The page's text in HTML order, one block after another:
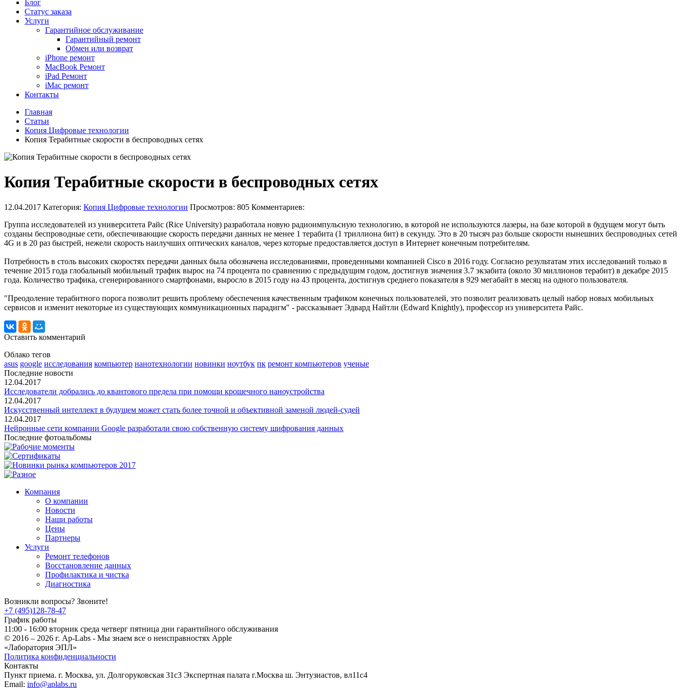
Блог
Статус заказа
Услуги
Гарантийное обслуживание
Гарантийный ремонт
Обмен или возврат
iPhone ремонт
MacBook Ремонт
iPad Ремонт
iMac ремонт
Контакты
Главная
Статьи
Копия Цифровые технологии
Копия Терабитные скорости в беспроводных сетях
Копия Терабитные скорости в беспроводных сетях
12.04.2017 Категория: Копия Цифровые технологии Просмотров: 805 Комментариев:
Группа исследователей из университета Райс (Rice University) разработала новую радиоимпульсную технологию, в которой не используются лазеры, на базе которой в будущем могут быть
созданы беспроводные сети, обеспечивающие скорость передачи данных не менее 1 терабита (1 триллиона бит) в секунду. Это в 20 тысяч раз больше скорости нынешних беспроводных сетей
4G и в 20 раз быстрей, нежели скорость наилучших оптических каналов, через которые предоставляется доступ в Интернет конечным потребителям.
Потребность в столь высоких скоростях передачи данных была обозначена исследованиями, проведенными компанией Cisco в 2016 году. Согласно результатам этих исследований только в
течение 2015 года глобальный мобильный трафик вырос на 74 процента по сравнению с предыдущим годом, достигнув значения 3.7 экзабита (около 30 миллионов терабит) в декабре 2015
года. Количество трафика, сгенерированного смартфонами, выросло в 2015 году на 43 процента, достигнув среднего показателя в 929 мегабайт в месяц на одного пользователя.
"Преодоление терабитного порога позволит решить проблему обеспечения качественным трафиком конечных пользователей, это позволит реализовать целый набор новых мобильных
сервисов и изменит некоторые из существующих коммуникационных парадигм" - рассказывает Эдвард Найтли (Edward Knightly), профессор из университета Райс.
Оставить комментарий
Облако тегов
asus google исследования компьютер нанотехнологии новинки ноутбук пк ремонт компьютеров ученые
Последние новости
12.04.2017
Исследователи добрались до квантового предела при помощи крошечного наноустройства
12.04.2017
Искусственный интеллект в будущем может стать более точной и объективной заменой людей-судей
12.04.2017
Нейронные сети компании Google разработали свою собственную систему шифрования данных
Последние фотоальбомы
Компания
О компании
Новости
Наши работы
Цены
Партнеры
Услуги
Ремонт телефонов
Восстановление данных
Профилактика и чистка
Диагностика
Возникли вопросы? Звоните!
+7 (495)128-78-47
График работы
11:00 - 16:00 вторник среда четверг пятница дни гарантийного обслуживания
© 2016 – 2026 г. Ap-Labs - Мы знаем все о неисправностях Apple
«Лаборатория ЭПЛ»
Политика конфиденциальности
Контакты
Пункт приема. г. Москва, ул. Долгоруковская 31с3 Экспертная палата г.Москва ш. Энтузиастов, вл11с4
Email: info@aplabs.ru